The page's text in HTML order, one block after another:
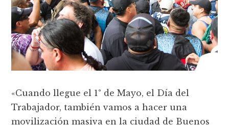
«Cuando llegue el 1° de Mayo, el Día del
Trabajador, también vamos a hacer una
movilización masiva en la ciudad de Buenos